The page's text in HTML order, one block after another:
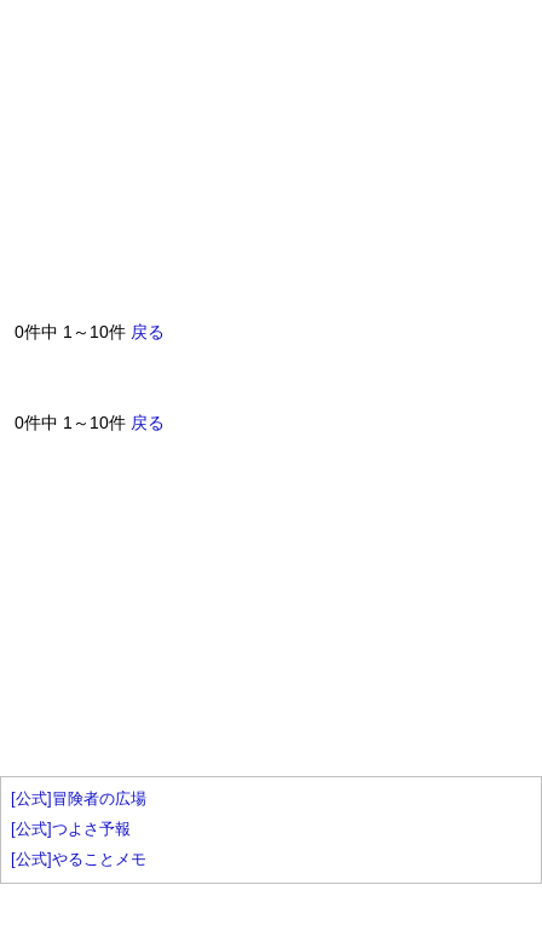
0件中 1～10件 戻る
0件中 1～10件 戻る
[公式]冒険者の広場
[公式]つよさ予報
[公式]やることメモ